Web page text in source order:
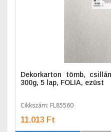
Dekorkarton tömb,
300g, 5 lap, FOLIA, ezüst
Cikkszám: FL85560
11.013 Ft